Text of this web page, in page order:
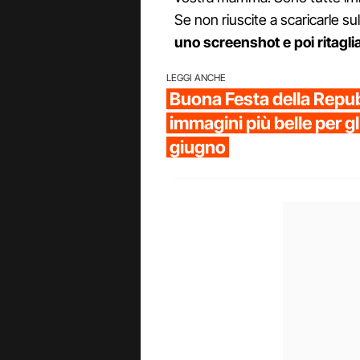
Se non riuscite a scaricarle
uno screenshot e poi
LEGGI ANCHE
Buona Festa della
immagini più belle per
giugno